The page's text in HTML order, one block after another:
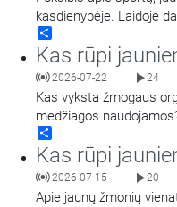
kasdienybėje. Laidoje
taurės laimėtojas, tris
oro karalius, dabar –
Laidą veda Jonas
klausimais kalbinamas
Kas rūpi
2026-07-22 | 24
Kas vyksta žmogaus
medžiagos
rizikuoja žmonės jas
Vilniaus Santaros
vadovas, gydytojas
Kalbina Regina
Kas rūpi
2026-07-15 | 20
Apie jaunų žmonių